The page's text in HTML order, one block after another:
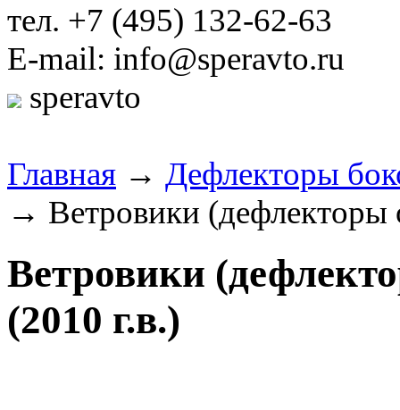
тел. +7 (495) 132-62-63
E-mail: info@speravto.ru
speravto
Главная → Дефлекторы
→ Ветровики (дефлекторы
Ветровики
(2010 г.в.)